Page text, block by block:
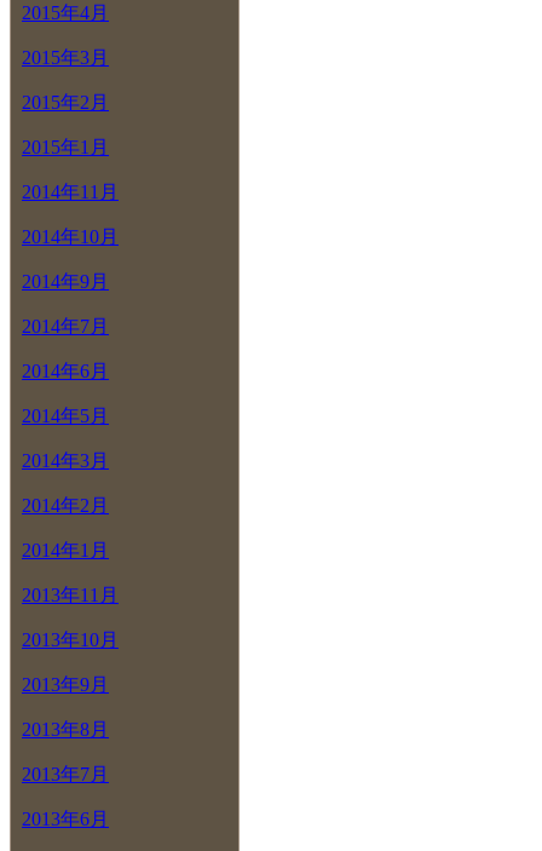
2015年4月
2015年3月
2015年2月
2015年1月
2014年11月
2014年10月
2014年9月
2014年7月
2014年6月
2014年5月
2014年3月
2014年2月
2014年1月
2013年11月
2013年10月
2013年9月
2013年8月
2013年7月
2013年6月